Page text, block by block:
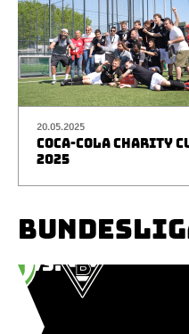
20.05.2025
COCA-COLA CHARITY
2025